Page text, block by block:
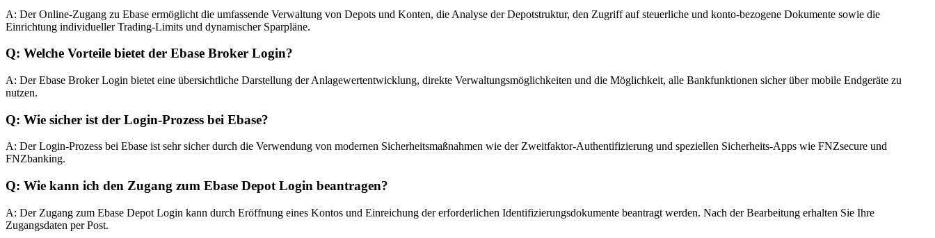
A: Der Online-Zugang zu Ebase ermöglicht die umfassende Verwaltung von Depots und Konten, die Analyse der Depotstruktur, den Zugriff auf steuerliche und konto-bezogene Dokumente sowie die
Einrichtung individueller Trading-Limits und dynamischer Sparpläne.
Q: Welche Vorteile bietet der Ebase Broker Login?
A: Der Ebase Broker Login bietet eine übersichtliche Darstellung der Anlagewertentwicklung, direkte Verwaltungsmöglichkeiten und die Möglichkeit, alle Bankfunktionen sicher über mobile Endgeräte zu
nutzen.
Q: Wie sicher ist der Login-Prozess bei Ebase?
A: Der Login-Prozess bei Ebase ist sehr sicher durch die Verwendung von modernen Sicherheitsmaßnahmen wie der Zweitfaktor-Authentifizierung und speziellen Sicherheits-Apps wie FNZsecure und
FNZbanking.
Q: Wie kann ich den Zugang zum Ebase Depot Login beantragen?
A: Der Zugang zum Ebase Depot Login kann durch Eröffnung eines Kontos und Einreichung der erforderlichen Identifizierungsdokumente beantragt werden. Nach der Bearbeitung erhalten Sie Ihre
Zugangsdaten per Post.